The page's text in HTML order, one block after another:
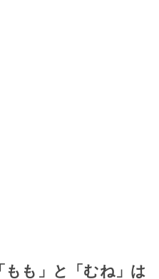
もも」と「むね」は